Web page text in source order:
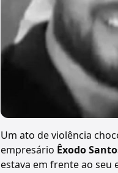
Um ato de violência
empresário Êxodo
estava em frente ao seu